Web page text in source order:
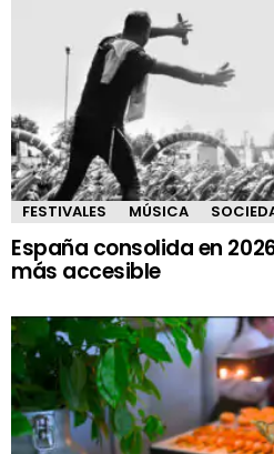
FESTIVALES MÚSICA
España consolida en
más accesible